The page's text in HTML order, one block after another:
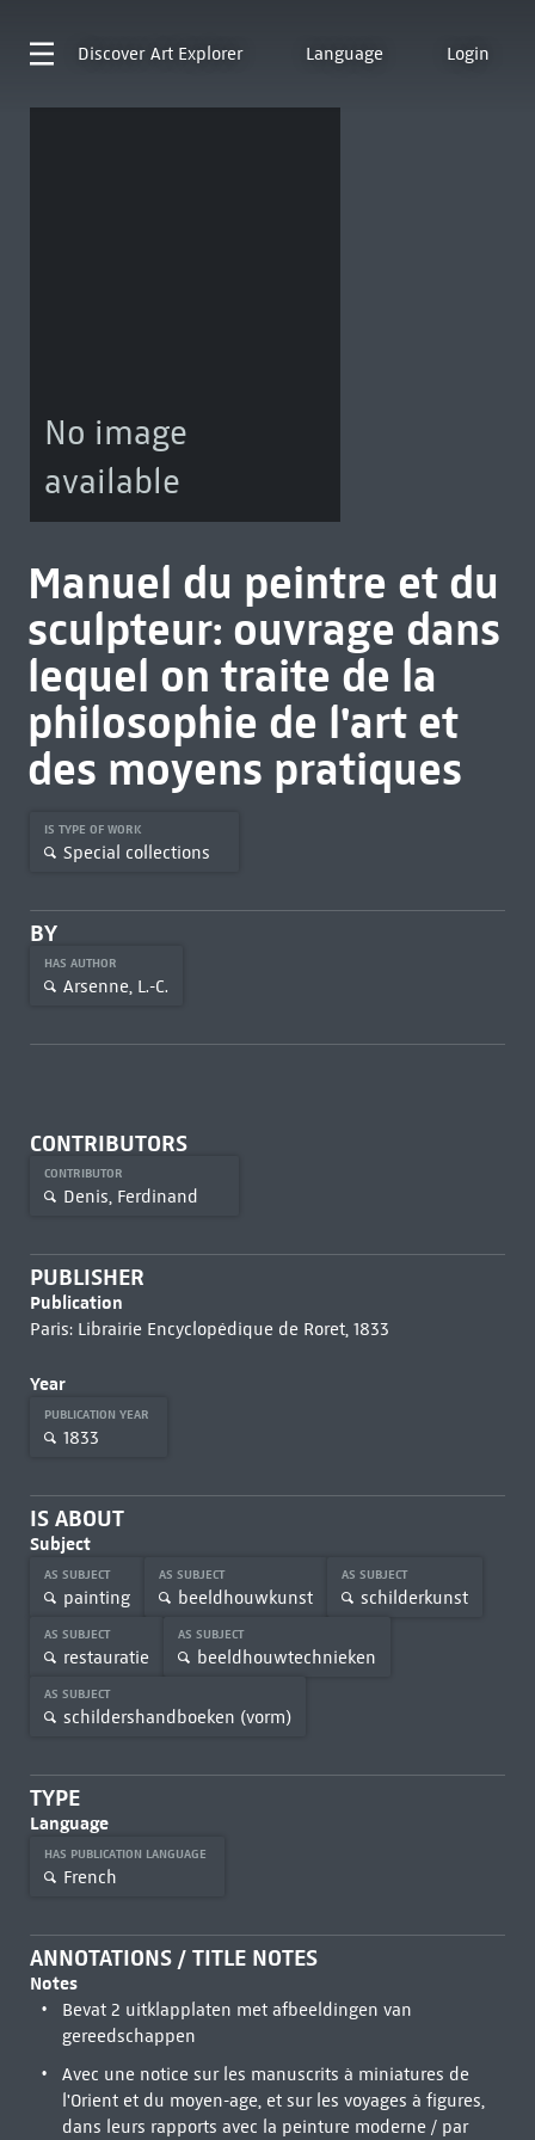
Discover Art Explorer Language Login
No image
available
Manuel du peintre et du
sculpteur: ouvrage dans
lequel on traite de la
philosophie de l'art et
des moyens pratiques
IS TYPE OF WORK
Special collections
BY
HAS AUTHOR
Arsenne, L.-C.
CONTRIBUTORS
CONTRIBUTOR
Denis, Ferdinand
PUBLISHER
Publication
Paris: Librairie Encyclopédique de Roret, 1833
Year
PUBLICATION YEAR
1833
IS ABOUT
Subject
AS SUBJECT
painting
AS SUBJECT
beeldhouwkunst
AS SUBJECT
schilderkunst
AS SUBJECT
restauratie
AS SUBJECT
beeldhouwtechnieken
AS SUBJECT
schildershandboeken (vorm)
TYPE
Language
HAS PUBLICATION LANGUAGE
French
ANNOTATIONS / TITLE NOTES
Notes
Bevat 2 uitklapplaten met afbeeldingen van
gereedschappen
Avec une notice sur les manuscrits à miniatures de
l'Orient et du moyen-age, et sur les voyages à figures,
dans leurs rapports avec la peinture moderne / par